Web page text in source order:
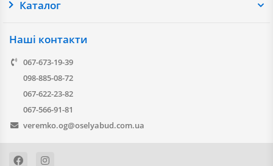
Каталог
Наші контакти
067-673-19-39
098-885-08-72
067-622-23-82
067-566-91-81
veremko.og@oselyabud.com.ua